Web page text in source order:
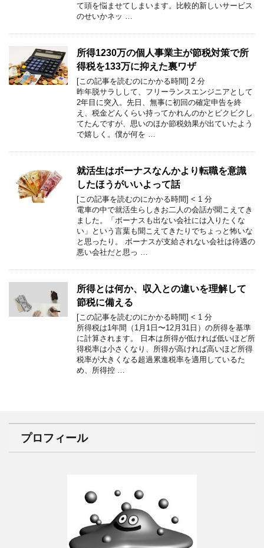
て頭を悩ませてしまいます。比較的新しいサービス
のせいかネッ …
所得1230万の個人事業主が節税対策で所
得税を133万に抑えた裏ワザ
[この記事を読むのにかかる時間] 2 分
昨年脱サラしして、フリーランスエンジニアとして
2年目に突入。先日、無事に初回の確定申告を終
え、税金どんくらい持ってかれんのかとビクビクし
てたんですが、思いのほか節税効果が出ていたよう
で嬉しく。僕が何を …
就活生はボーナスなんかより転職を意識
したほうがいいよって話
[この記事を読むのにかかる時間] < 1 分
電車の中で就活生らしきお二人の会話が聞こえてき
ました。「ボーナスも出ない会社には入りたくな
い」という言葉も聞こえてきたりでちょっと怖いな
と思ったり。 ボーナスが支給されない会社は待遇の
悪い会社だと思っ …
所得とは何か、収入との違いを理解して
節税に備える
[この記事を読むのにかかる時間] < 1 分
所得税は1年間（1月1日〜12月31日）の所得を基準
に計算されます。 日本は所得が低ければ低いほど所
得税率は小さくなり、所得が高ければ高いほど所得
税率が大きくなる超過累進税率を適用しているた
め、所得控 …
プロフィール